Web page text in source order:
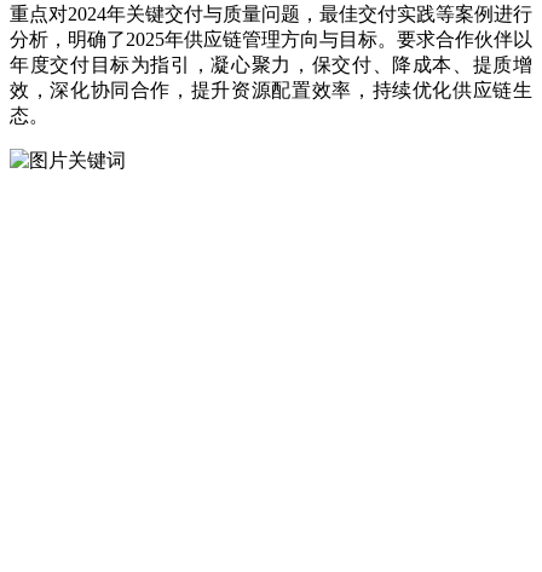
重点对2024年关键交付与质量问题，最佳交付实践等案例进行
分析，明确了2025年供应链管理方向与目标。要求合作伙伴以
年度交付目标为指引，凝心聚力，保交付、降成本、提质增
效，深化协同合作，提升资源配置效率，持续优化供应链生
态。